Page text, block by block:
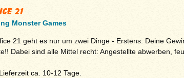
21
Monster Games
21 geht es nur um zwei Dinge - Erstens: Deine
Dabei sind alle Mittel recht: Angestellte abwerben,
Lieferzeit ca. 10-12 Tage.